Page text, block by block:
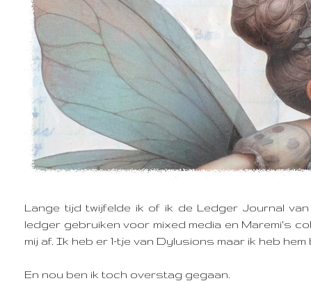
Lange tijd twijfelde ik of ik de Ledger Journal
ledger gebruiken voor mixed media en Maremi's
mij af. Ik heb er 1-tje van Dylusions maar ik heb
En nou ben ik toch overstag gegaan.